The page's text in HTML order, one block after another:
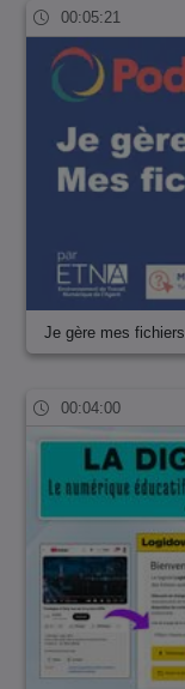
00:05:21
Je gère mes fichiers
00:04:00